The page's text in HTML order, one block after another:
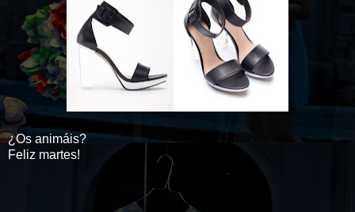
¿Os animáis?
Feliz martes!